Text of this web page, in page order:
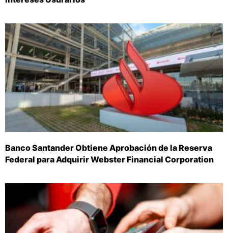
Banco Santander Obtiene Aprobación de la Reserva
Federal para Adquirir Webster Financial Corporation